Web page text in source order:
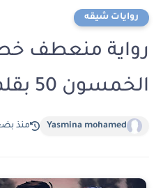
روايات شيقه
رواية منعطف
الخمسون 50 بقلم ملك ابراهيم
Yasmina mohamed منذ